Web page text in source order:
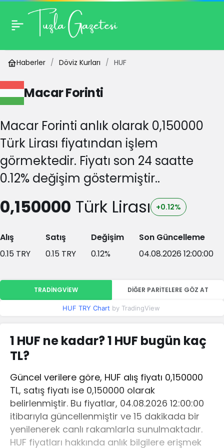
Haberler Döviz Kurları HUF
Macar Forinti
Macar Forinti anlık olarak 0,150000
Türk Lirası fiyatından işlem
görmektedir. Fiyatı son 24 saatte
0.12% değişim göstermiştir..
0,150000 Türk Lirası +0.12%
Alış
0.15 TRY
Satış
0.15 TRY
Değişim
0.12%
Son Güncelleme
04.08.2026 12:00:00
TRADINGVIEW DIĞER PARITELERE GÖZ AT
HUF TRY Chart by TradingView
1 HUF ne kadar? 1 HUF bugün kaç
TL?
Güncel verilere göre, HUF alış fiyatı 0,150000
TL, satış fiyatı ise 0,150000 olarak
belirlenmiştir. Bu fiyatlar, 04.08.2026 12:00:00
itibarıyla güncellenmiştir ve 15 dakikada bir
yenilenerek canlı rakamlarla sunulmaktadır.
HUF fiyatları hakkında anlık bilgilere erişmek